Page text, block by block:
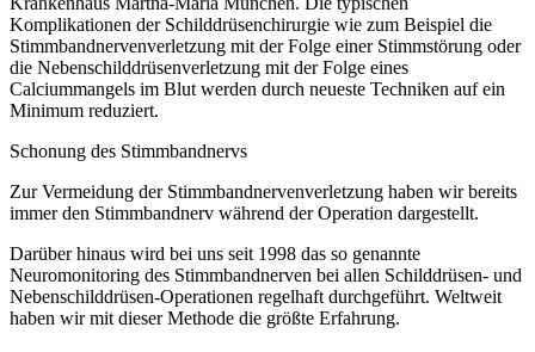
Komplikationen der Schilddrüsenchirurgie wie zum Beispiel die
Stimmbandnervenverletzung mit der Folge einer Stimmstörung oder
die Nebenschilddrüsenverletzung mit der Folge eines
Calciummangels im Blut werden durch neueste Techniken auf ein
Minimum reduziert.
Schonung des Stimmbandnervs
Zur Vermeidung der Stimmbandnervenverletzung haben wir bereits
immer den Stimmbandnerv während der Operation dargestellt.
Darüber hinaus wird bei uns seit 1998 das so genannte
Neuromonitoring des Stimmbandnerven bei allen Schilddrüsen- und
Nebenschilddrüsen-Operationen regelhaft durchgeführt. Weltweit
haben wir mit dieser Methode die größte Erfahrung.